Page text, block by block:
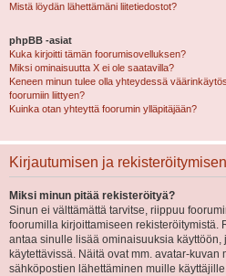
Mistä löydän lähettämäni liitetiedostot?
phpBB -asiat
Kuka kirjoitti tämän foorumisovelluksen?
Miksi ominaisuutta X ei ole saatavilla?
Keneen minun tulee olla yhteydessä
foorumiin liittyen?
Kuinka otan yhteyttä foorumin ylläpitäjään?
Kirjautumisen ja
Miksi minun pitää rekisteröityä?
Sinun ei välttämättä tarvitse, riippuu
foorumilla kirjoittamiseen rekisteröitymistä.
antaa sinulle lisää ominaisuuksia käyttöön,
käytettävissä. Näitä ovat mm. avatar-kuvan
sähköpostien lähettäminen muille